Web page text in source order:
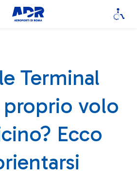
Terminal
volo
Ecco